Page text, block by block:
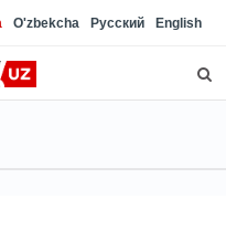
O'zbekcha Русский English